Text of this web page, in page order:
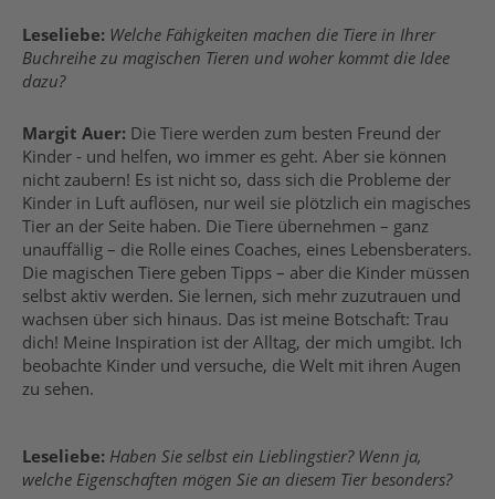
Leseliebe: Welche Fähigkeiten machen die Tiere in Ihrer
Buchreihe zu magischen Tieren und woher kommt die Idee
dazu?
Margit Auer: Die Tiere werden zum besten Freund der
Kinder - und helfen, wo immer es geht. Aber sie können
nicht zaubern! Es ist nicht so, dass sich die Probleme der
Kinder in Luft auflösen, nur weil sie plötzlich ein magisches
Tier an der Seite haben. Die Tiere übernehmen – ganz
unauffällig – die Rolle eines Coaches, eines Lebensberaters.
Die magischen Tiere geben Tipps – aber die Kinder müssen
selbst aktiv werden. Sie lernen, sich mehr zuzutrauen und
wachsen über sich hinaus. Das ist meine Botschaft: Trau
dich! Meine Inspiration ist der Alltag, der mich umgibt. Ich
beobachte Kinder und versuche, die Welt mit ihren Augen
zu sehen.
Leseliebe: Haben Sie selbst ein Lieblingstier? Wenn ja,
welche Eigenschaften mögen Sie an diesem Tier besonders?